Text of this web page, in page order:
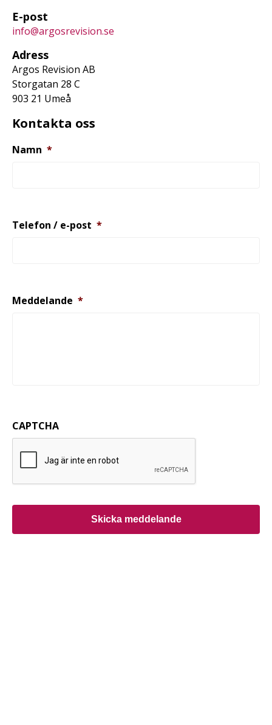
E-post
info@argosrevision.se
Adress
Argos Revision AB
Storgatan 28 C
903 21 Umeå
Kontakta oss
Namn *
Telefon / e-post *
Meddelande *
CAPTCHA